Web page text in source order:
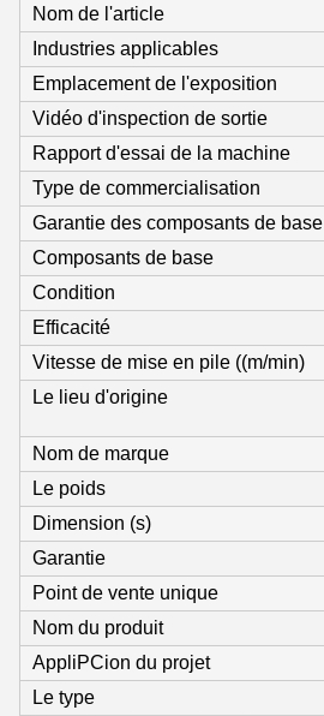
Nom de l'article
Indus­tries applicables
Emplacement de l'exposition
Vidéo d'inspection de sortie
Rapport d'essai de la machine
Type de commercialisation
Garantie des composants de base
Composants de base
Condition
Efficacité
Vitesse de mise en pile ((m/min)
Le lieu d'origine
Nom de marque
Le poids
Dimension (s)
Garantie
Point de vente unique
Nom du produit
AppliPCion du projet
Le type